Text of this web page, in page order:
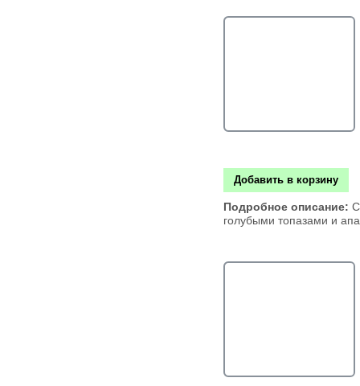
Добавить в корзину
Подробное описание:
голубыми топазами и